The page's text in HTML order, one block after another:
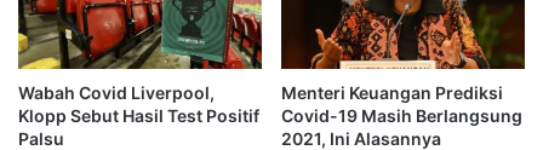
Wabah Covid Liverpool,
Klopp Sebut Hasil Test Positif
Palsu
Menteri Keuangan Prediksi
Covid-19 Masih Berlangsung
2021, Ini Alasannya